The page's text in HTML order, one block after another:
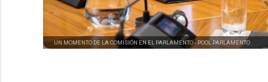
UN MOMENTO DE LA COMISIÓN EN EL PARLAMENTO - POOL PARLAMENTO